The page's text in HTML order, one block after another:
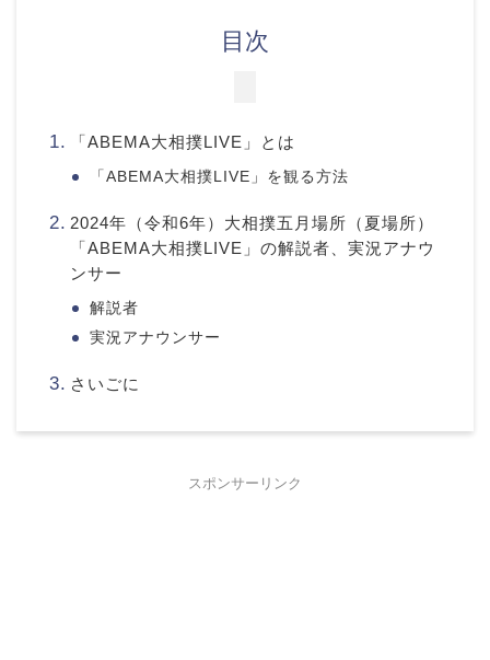
目次
「ABEMA大相撲LIVE」とは
「ABEMA大相撲LIVE」を観る方法
2024年（令和6年）大相撲五月場所（夏場所）
「ABEMA大相撲LIVE」の解説者、実況アナウ
ンサー
解説者
実況アナウンサー
さいごに
スポンサーリンク